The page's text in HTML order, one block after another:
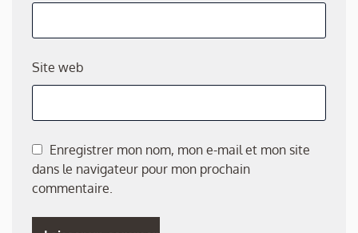
Site web
Enregistrer mon nom, mon e-mail et mon site
dans le navigateur pour mon prochain
commentaire.